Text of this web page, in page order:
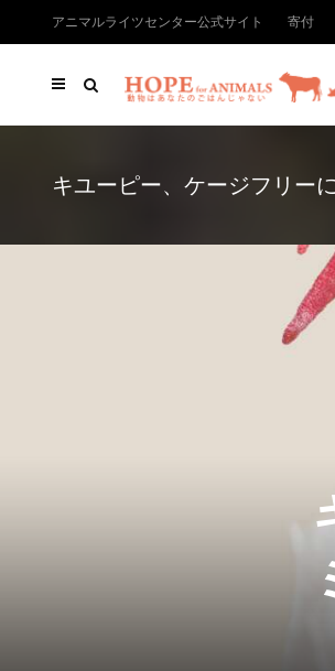
アニマルライツセンター公式サイト 寄付
キユーピー、ケージフリー